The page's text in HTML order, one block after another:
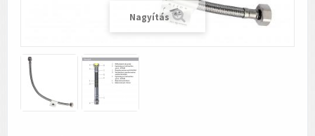
Nagyítás